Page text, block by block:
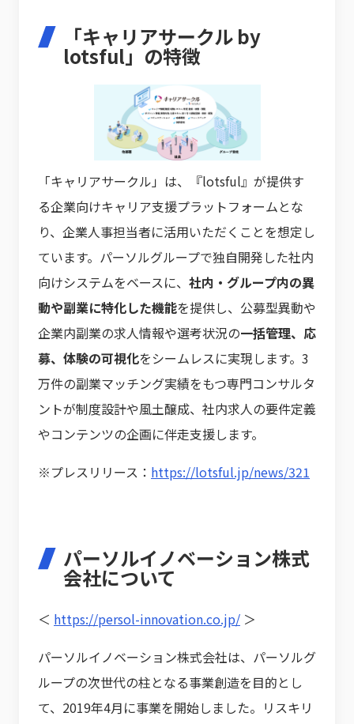
「キャリアサークル by
lotsful」の特徴
「キャリアサークル」は、『lotsful』が提供す
る企業向けキャリア支援プラットフォームとな
り、企業人事担当者に活用いただくことを想定し
ています。パーソルグループで独自開発した社内
向けシステムをベースに、 社内・グループ内の異
動や副業に特化した機能を提供し、公募型異動や
企業内副業の求人情報や選考状況の一括管理、応
募、体験の可視化をシームレスに実現します。3
万件の副業マッチング実績をもつ専門コンサルタ
ントが制度設計や風土醸成、社内求人の要件定義
やコンテンツの企画に伴走支援します。
※プレスリリース： https://lotsful.jp/news/321
パーソルイノベーション株式
会社について
＜ https://persol-innovation.co.jp/ ＞
パーソルイノベーション株式会社は、パーソルグ
ループの次世代の柱となる事業創造を目的とし
て、2019年4月に事業を開始しました。リスキリ